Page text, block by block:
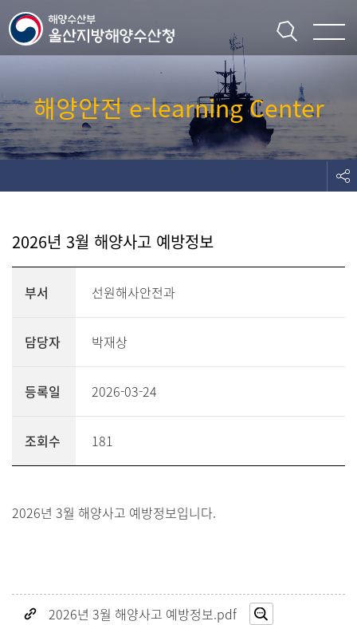
해양안전 e-learning Center
2026년 3월 해양사고 예방정보
부서 선원해사안전과
담당자 박재상
등록일 2026-03-24
조회수 181
2026년 3월 해양사고 예방정보입니다.
2026년 3월 해양사고 예방정보.pdf